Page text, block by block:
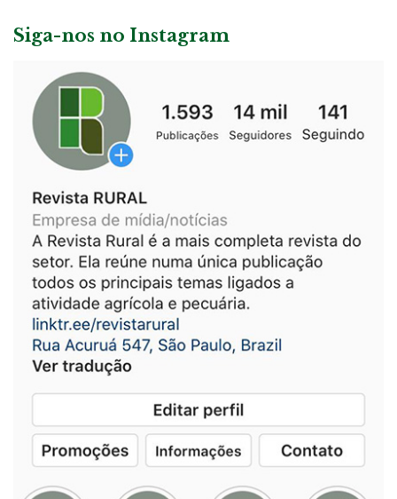
Siga-nos no Instagram